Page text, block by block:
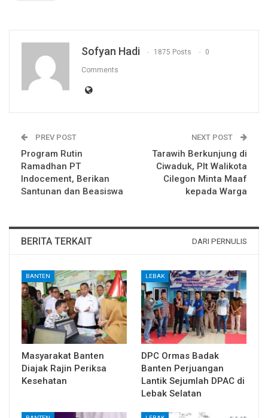
Sofyan Hadi 1875 Posts 0
Comments
PREV POST
Program Rutin
Ramadhan PT
Indocement, Berikan
Santunan dan Beasiswa
NEXT POST
Tarawih Berkunjung di
Ciwaduk, Plt Walikota
Cilegon Minta Maaf
kepada Warga
BERITA TERKAIT DARI PERNULIS
BANTEN
Masyarakat Banten
Diajak Rajin Periksa
Kesehatan
LEBAK
DPC Ormas Badak
Banten Perjuangan
Lantik Sejumlah DPAC di
Lebak Selatan